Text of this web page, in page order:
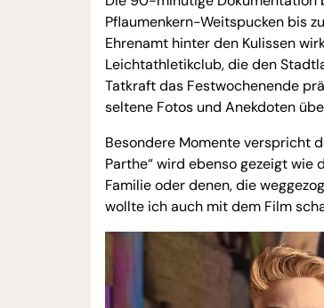
Pflaumenkern-Weitspucken bis
Ehrenamt hinter den Kulissen
Leichtathletikclub, die den
Tatkraft das Festwochenende
seltene Fotos und Anekdoten
Besondere Momente verspricht
Parthe“ wird ebenso gezeigt wie
Familie oder denen, die
wollte ich auch mit dem Film